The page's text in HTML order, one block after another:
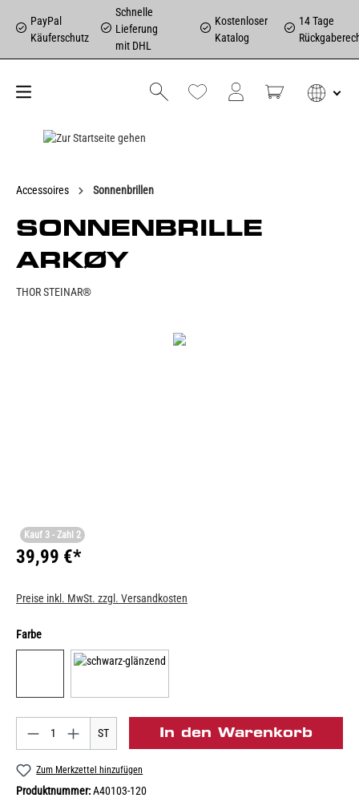
PayPal
Käuferschutz
Schnelle
Lieferung
mit DHL
Kostenloser
Katalog
14 Tage
Accessoires Sonnenbrillen
SONNENBRILLE
ARKØY
THOR STEINAR®
Kauf 3 - Zahl 2
39,99 €*
Preise inkl. MwSt. zzgl. Versandkosten
Farbe
ST In den Warenkorb
Zum Merkzettel hinzufügen
Produktnummer:A40103-120